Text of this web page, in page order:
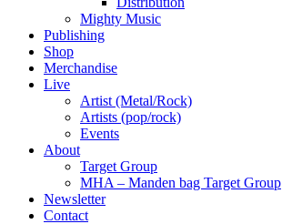
Mighty Music
Publishing
Shop
Merchandise
Live
Artist (Metal/Rock)
Artists (pop/rock)
Events
About
Target Group
MHA – Manden bag Target Group
Newsletter
Contact